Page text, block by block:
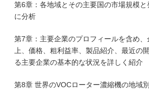
第6章：各地域とその主要国の市場規模
に分析
第7章：主要企業のプロフィールを含め
上、価格、粗利益率、製品紹介、最近の
る主要企業の基本的な状況を詳しく紹介
第8章 世界のVOCローター濃縮機の地域